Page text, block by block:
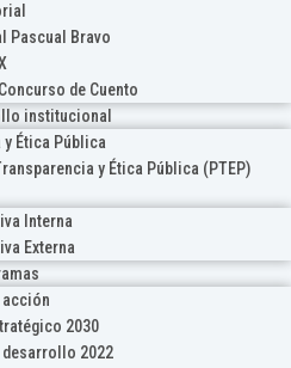
Pascual Bravo
de Cuento
institucional
Ética Pública
y Ética Pública (PTEP)
Interna
Externa
acción
2030
desarrollo 2022